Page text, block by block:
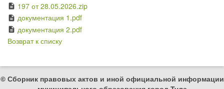
description 197 от 28.05.2026.zip
description документация 1.pdf
description документация 2.pdf
Возврат к списку
© Сборник правовых актов и иной официальной информации